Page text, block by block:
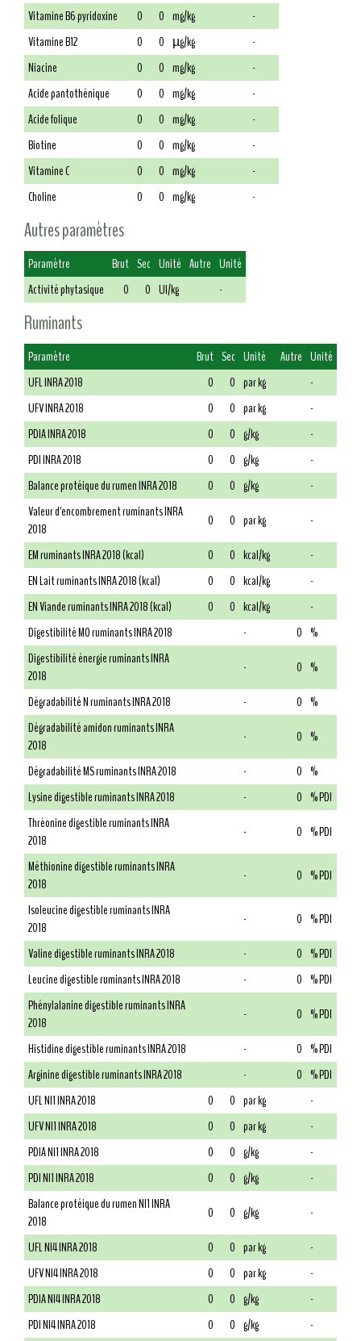
Vitamine B6 pyridoxine 0 0 mg/kg
-
Vitamine B12
0 0 µg/kg
-
Niacine
0 0 mg/kg
-
Acide pantothénique
0 0 mg/kg
-
Acide folique
0 0 mg/kg
-
Biotine
0 0 mg/kg
-
Vitamine C
0 0 mg/kg
-
Choline
0 0 mg/kg -
Autres paramètres
Paramètre Brut Sec Unité Autre Unité
Activité phytasique
0 0 UI/kg -
Ruminants
Paramètre Brut Sec Unité Autre Unité
UFL INRA 2018
0 0 par kg
-
UFV INRA 2018
0 0 par kg
-
PDIA INRA 2018
0 0 g/kg
-
PDI INRA 2018
0 0 g/kg
-
Balance protéique du rumen INRA 2018
0 0 g/kg
-
Valeur d'encombrement ruminants INRA
2018
0 0 par kg
-
EM ruminants INRA 2018 (kcal)
0 0 kcal/kg
-
EN Lait ruminants INRA 2018 (kcal)
0 0 kcal/kg
-
EN Viande ruminants INRA 2018 (kcal)
0 0 kcal/kg
-
Digestibilité MO ruminants INRA 2018
- 0 %
Digestibilité énergie ruminants INRA
2018
- 0 %
Dégradabilité N ruminants INRA 2018
- 0 %
Dégradabilité amidon ruminants INRA
2018
- 0 %
Dégradabilité MS ruminants INRA 2018
- 0 %
Lysine digestible ruminants INRA 2018
- 0 % PDI
Thréonine digestible ruminants INRA
2018
- 0 % PDI
Méthionine digestible ruminants INRA
2018
- 0 % PDI
Isoleucine digestible ruminants INRA
2018
- 0 % PDI
Valine digestible ruminants INRA 2018
- 0 % PDI
Leucine digestible ruminants INRA 2018
- 0 % PDI
Phénylalanine digestible ruminants INRA
2018
- 0 % PDI
Histidine digestible ruminants INRA 2018
- 0 % PDI
Arginine digestible ruminants INRA 2018
- 0 % PDI
UFL NI1 INRA 2018
0 0 par kg
-
UFV NI1 INRA 2018
0 0 par kg
-
PDIA NI1 INRA 2018
0 0 g/kg
-
PDI NI1 INRA 2018
0 0 g/kg
-
Balance protéique du rumen NI1 INRA
2018
0 0 g/kg
-
UFL NI4 INRA 2018
0 0 par kg
-
UFV NI4 INRA 2018
0 0 par kg
-
PDIA NI4 INRA 2018
0 0 g/kg
-
PDI NI4 INRA 2018
0 0 g/kg
-